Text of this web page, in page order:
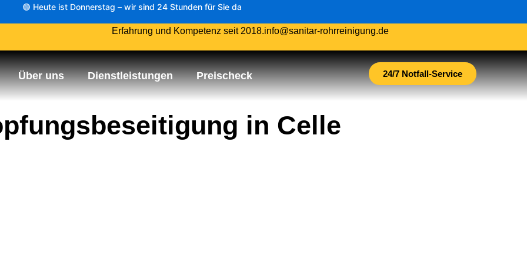
🟢 Heute ist Donnerstag – wir sind 24 Stunden für Sie da
Erfahrung und Kompetenz seit 2018.info@sanitar-rohrreinigung.de
Über uns Dienstleistungen Preischeck 24/7 Notfall-Service
in Celle